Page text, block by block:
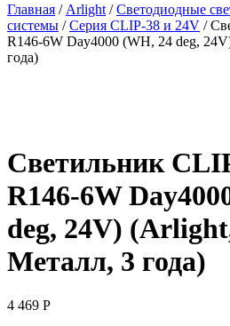
Главная / Arlight /Светодиодные
системы /Серия CLIP-38 и 24V /
R146-6W Day4000 (WH, 24 deg,
года)
Светильник
R146-6W
deg, 24V)
Металл, 3 года)
4 469 Р